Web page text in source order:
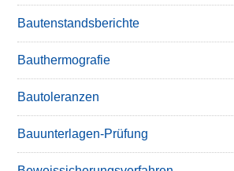
Bautenstandsberichte
Bauthermografie
Bautoleranzen
Bauunterlagen-Prüfung